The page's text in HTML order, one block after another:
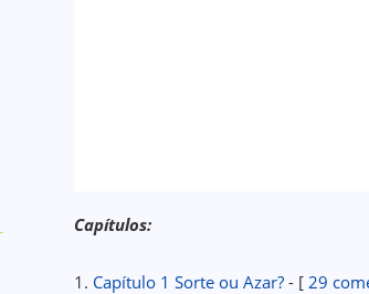
Capítulos:
1. Capítulo 1 Sorte ou Azar?- [29